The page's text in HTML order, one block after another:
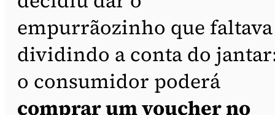
empurrãozinho que faltava
dividindo a conta do
o consumidor poderá
comprar um voucher no